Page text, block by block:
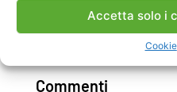
Accetta solo i
Cookie
Commenti